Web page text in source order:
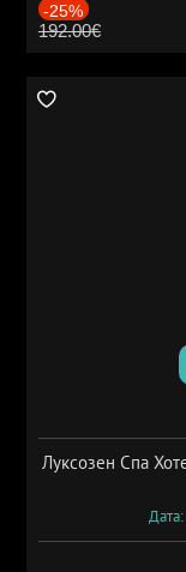
-25%
192.00€
Луксозен Спа